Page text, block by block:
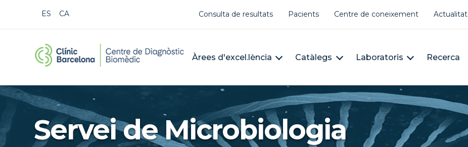
ESPAÑOL
CATALÀ User account menu
Consulta de resultats Pacients Centre de coneixement Actualitat
Main navigation
Àrees d'excel.lència Catàlegs Laboratoris Recerca
Buscar
Servei de Microbiologia